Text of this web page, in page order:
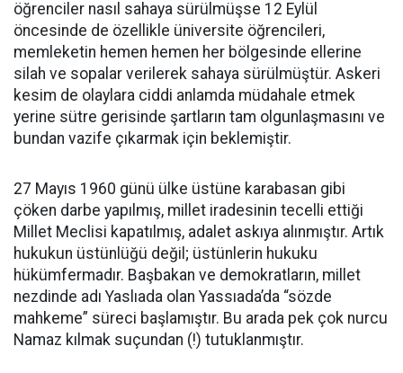
öğrenciler nasıl sahaya sürülmüşse 12 Eylül
öncesinde de özellikle üniversite öğrencileri,
memleketin hemen hemen her bölgesinde ellerine
silah ve sopalar verilerek sahaya sürülmüştür. Askeri
kesim de olaylara ciddi anlamda müdahale etmek
yerine sütre gerisinde şartların tam olgunlaşmasını ve
bundan vazife çıkarmak için beklemiştir.
27 Mayıs 1960 günü ülke üstüne karabasan gibi
çöken darbe yapılmış, millet iradesinin tecelli ettiği
Millet Meclisi kapatılmış, adalet askıya alınmıştır. Artık
hukukun üstünlüğü değil; üstünlerin hukuku
hükümfermadır. Başbakan ve demokratların, millet
nezdinde adı Yaslıada olan Yassıada’da “sözde
mahkeme” süreci başlamıştır. Bu arada pek çok nurcu
Namaz kılmak suçundan (!) tutuklanmıştır.